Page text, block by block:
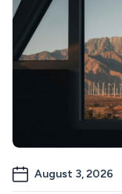
August 3, 2026